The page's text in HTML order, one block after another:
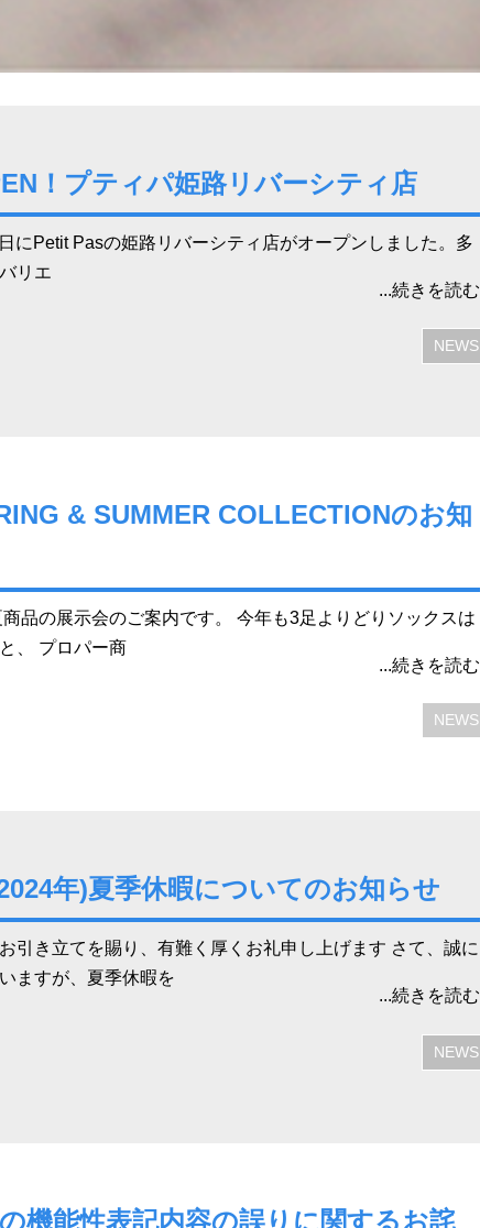
！プティパ姫路リバーシティ店
にPetit Pasの姫路リバーシティ店がオープンしました。多
リエ
...続きを読む
NEWS
& SUMMER COLLECTIONのお知
品の展示会のご案内です。 今年も3足よりどりソックスは
、 プロパー商
...続きを読む
NEWS
年)夏季休暇についてのお知らせ
引き立てを賜り、有難く厚くお礼申し上げます さて、誠に
ますが、夏季休暇を
...続きを読む
NEWS
機能性表記内容の誤りに関するお詫